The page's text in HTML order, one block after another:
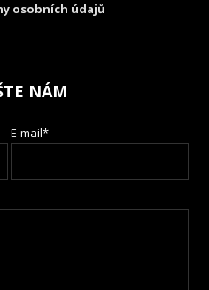
osobních údajů
NÁM
E-mail*